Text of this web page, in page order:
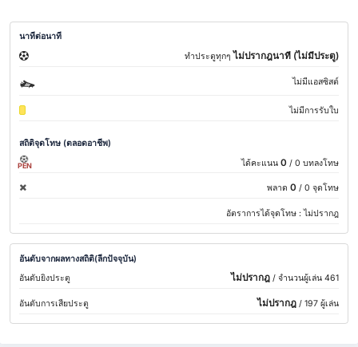
นาทีต่อนาที
ทำประตูทุกๆไม่ปรากฎนาที (ไม่มีประตู)
ไม่มีแอสซิสต์
ไม่มีการรับใบ
สถิติจุดโทษ (ตลอดอาชีพ)
PEN ได้คะแนน 0 / 0 บทลงโทษ
พลาด 0 / 0 จุดโทษ
อัตราการได้จุดโทษ :ไม่ปรากฎ
อันดับจากผลทางสถิติ(ลีกปัจจุบัน)
อันดับยิงประตู
ไม่ปรากฎ/ จำนวนผู้เล่น 461
อันดับการเสียประตู ไม่ปรากฎ/ 197 ผู้เล่น